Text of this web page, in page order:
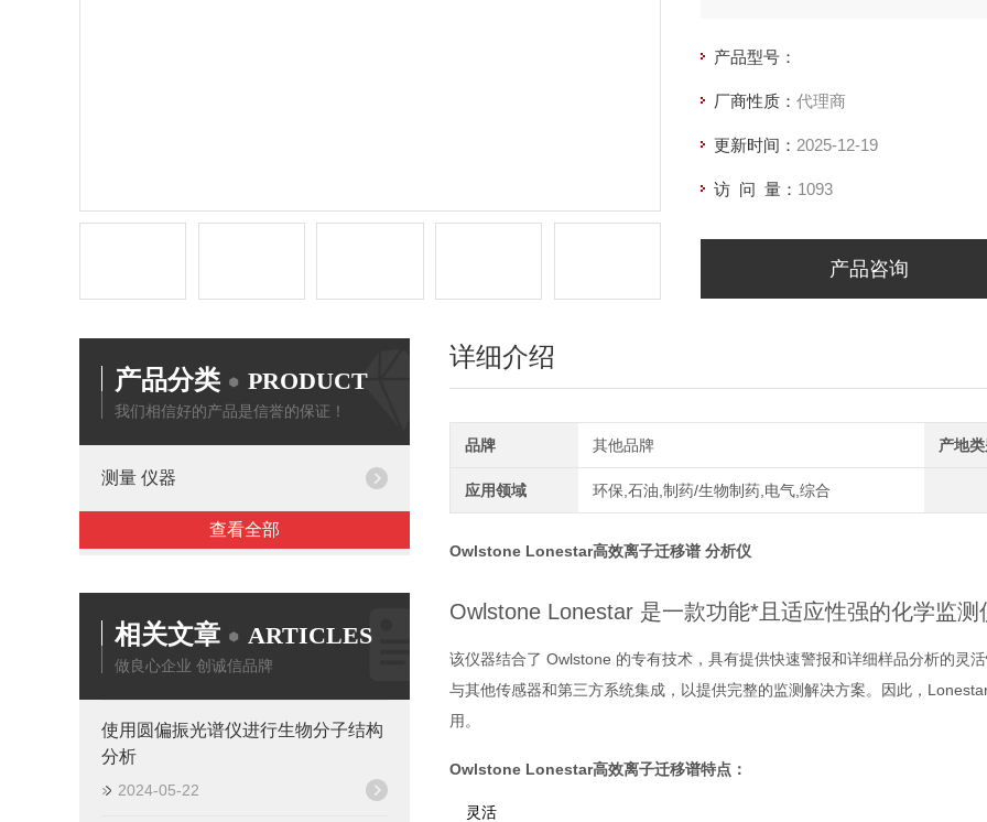
产品型号：
厂商性质： 代理商
更新时间： 2025-12-19
访 问 量： 1093
产品咨询
产品分类 PRODUCT
我们相信好的产品是信誉的保证！
测量 仪器
查看全部
相关文章 ARTICLES
做良心企业 创诚信品牌
使用圆偏振光谱仪进行生物分子结构
分析
2024-05-22
详细介绍
品牌 其他品牌 产地
应用领域 环保,石油,制药/生物制药,电气,综合
Owlstone Lonestar高效离子迁移谱 分析仪
Owlstone Lonestar 是一款功能*且适应性强的化学监
该仪器结合了 Owlstone 的专有技术，具有提供快速警报和详细样品分析的灵
与其他传感器和第三方系统集成，以提供完整的监测解决方案。因此，
用。
Owlstone Lonestar高效离子迁移谱特点：
灵活